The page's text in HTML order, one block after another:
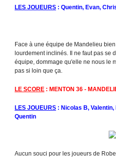
LES JOUEURS : Quentin, Evan,
Face à une équipe de Mandelieu
lourdement inclinés. Il ne faut pas se
équipe, dommage qu'elle ne nous le
pas si loin que ça.
LE SCORE : MENTON 36 -
LES JOUEURS : Nicolas B,
Quentin
Aucun souci pour les joueurs de